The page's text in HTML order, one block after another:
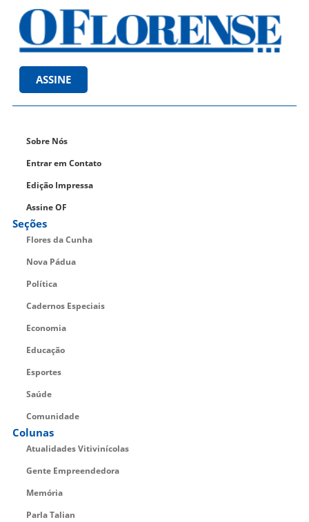
ASSINE
Sobre Nós
Entrar em Contato
Edição Impressa
Assine OF
Seções
Flores da Cunha
Nova Pádua
Política
Cadernos Especiais
Economia
Educação
Esportes
Saúde
Comunidade
Colunas
Atualidades Vitivinícolas
Gente Empreendedora
Memória
Parla Talian